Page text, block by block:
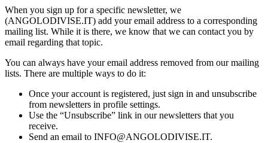
When you sign up for a specific newsletter, we
(ANGOLODIVISE.IT) add your email address to a corresponding
mailing list. While it is there, we know that we can contact you by
email regarding that topic.
You can always have your email address removed from our mailing
lists. There are multiple ways to do it:
Once your account is registered, just sign in and unsubscribe
from newsletters in profile settings.
Use the “Unsubscribe” link in our newsletters that you
receive.
Send an email to INFO@ANGOLODIVISE.IT.